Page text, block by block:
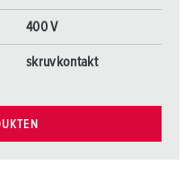
400 V
skruvkontakt